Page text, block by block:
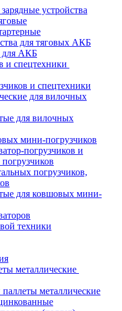
устройства
для тяговых АКБ
для АКБ
и спецтехники
и спецтехники
для вилочных
для вилочных
мини-погрузчиков
погрузчиков и
погрузчиков,
для ковшовых мини-
техники
металлические
металлические